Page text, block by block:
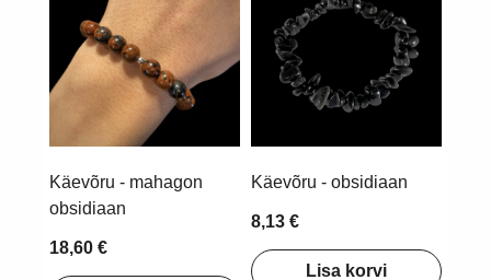
Käevõru - mahagon
obsidiaan
18,60 €
Käevõru - obsidiaan
8,13 €
Lisa korvi